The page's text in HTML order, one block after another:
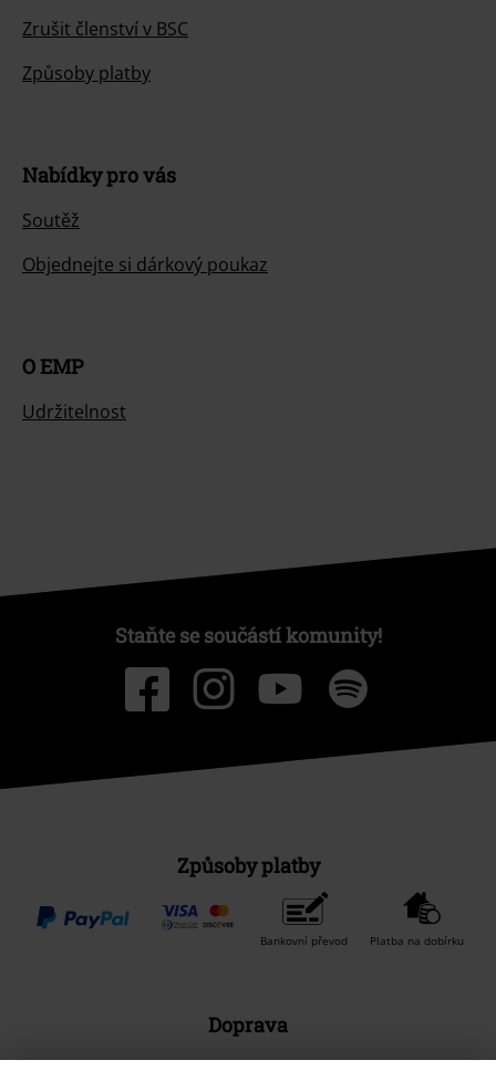
Zrušit členství v BSC
Způsoby platby
Nabídky pro vás
Soutěž
Objednejte si dárkový poukaz
O EMP
Udržitelnost
Staňte se součástí komunity!
Způsoby platby
Bankovní převod Platba na dobírku
Doprava